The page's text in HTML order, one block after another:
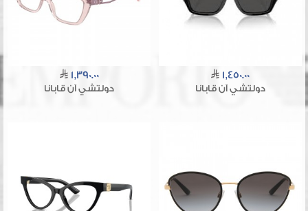
1,450.00
دولتشي آن قابانا
1,390.00
دولتشي آن قابانا